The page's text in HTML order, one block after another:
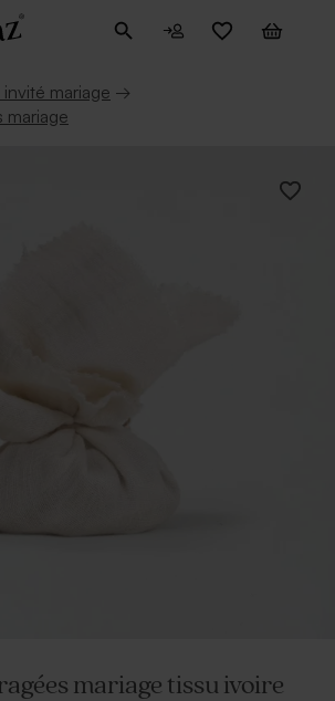
mariage →
mariage
mariage tissu ivoire